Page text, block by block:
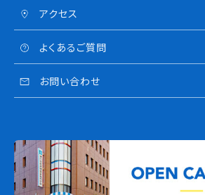
アクセス
よくあるご質問
お問い合わせ